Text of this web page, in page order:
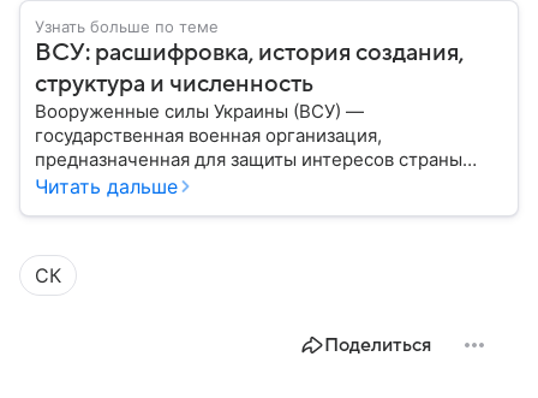
Узнать больше по теме
ВСУ: расшифровка, история создания,
структура и численность
Вооруженные силы Украины (ВСУ) —
государственная военная организация,
предназначенная для защиты интересов страны
военным путем. Была создана после
Читать дальше
СК
Поделиться